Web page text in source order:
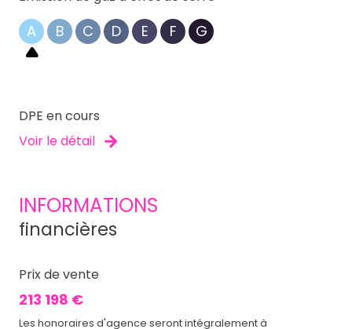
A B C D E F G
DPE en cours
Voir le détail
INFORMATIONS
financières
Prix de vente
213 198 €
Les honoraires d'agence seront intégralement à